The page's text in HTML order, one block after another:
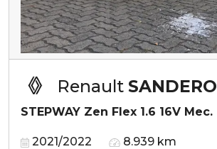
Renault SANDERO
STEPWAY Zen Flex 1.6 16V Mec.
2021/2022 8.939 km